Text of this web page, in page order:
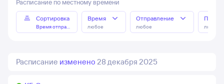
Расписание по местному времени
Сортировка
Время отправления
Время
любое
Отправление
любое любое
Расписание изменено 28 декабря 2025